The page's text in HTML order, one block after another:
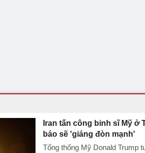
Iran tấn công binh sĩ Mỹ ở
báo sẽ 'giáng đòn mạnh'
Tổng thống Mỹ Donald Trump